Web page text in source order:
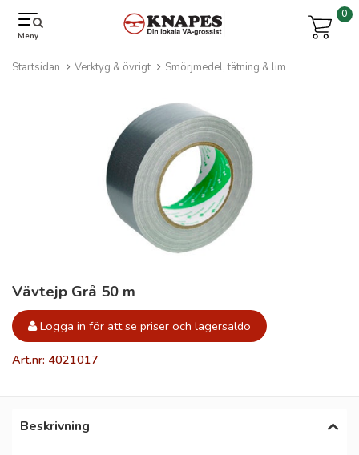
Meny
0
Startsidan Verktyg & övrigt Smörjmedel, tätning & lim
Vävtejp Grå 50 m
Logga in för att se priser och lagersaldo
Art.nr: 4021017
Beskrivning